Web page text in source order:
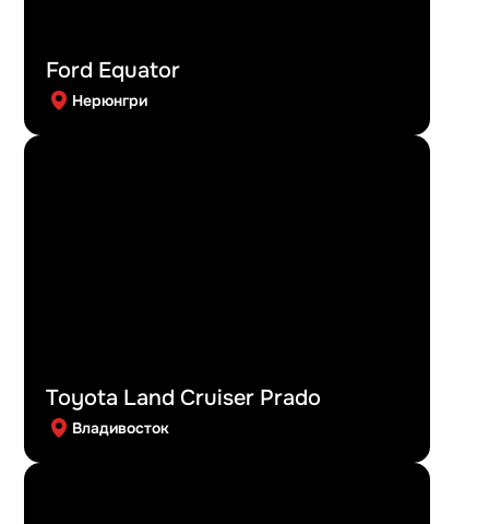
Ford Equator
Нерюнгри
Toyota Land Cruiser Prado
Владивосток